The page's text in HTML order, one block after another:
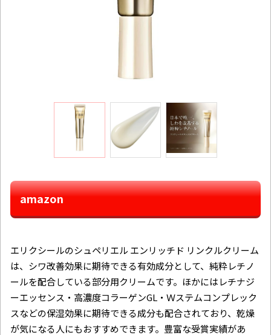
amazon
エリクシールのシュペリエル エンリッチド リンクルクリーム
は、シワ改善効果に期待できる有効成分として、純粋レチノ
ールを配合している部分用クリームです。ほかにはレチナジ
ーエッセンス・高濃度コラーゲンGL・Ｗステムコンプレック
スなどの保湿効果に期待できる成分も配合されており、乾燥
が気になる人にもおすすめできます。豊富な受賞実績があ